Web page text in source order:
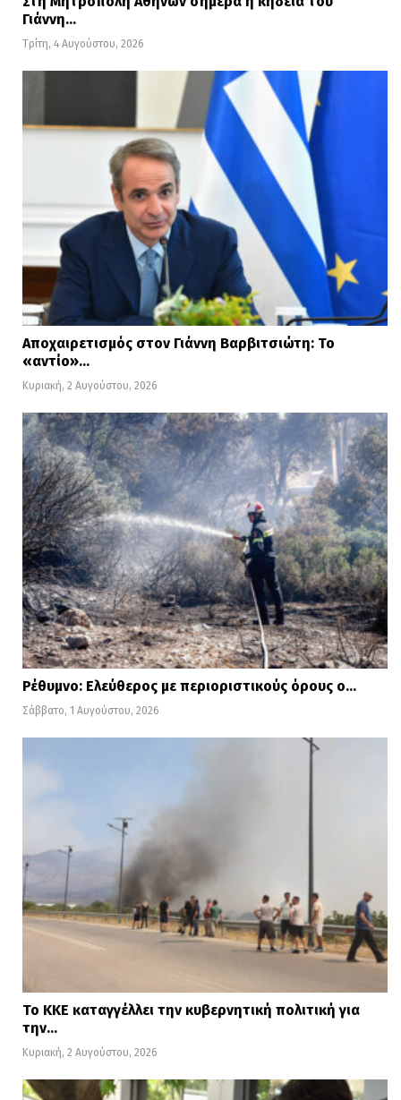
Γιάννη…
Τρίτη, 4 Αυγούστου, 2026
Αποχαιρετισμός στον Γιάννη Βαρβιτσιώτη: Το
«αντίο»…
Κυριακή, 2 Αυγούστου, 2026
Ρέθυμνο: Ελεύθερος με περιοριστικούς όρους ο…
Σάββατο, 1 Αυγούστου, 2026
Το ΚΚΕ καταγγέλλει την κυβερνητική πολιτική για
την…
Κυριακή, 2 Αυγούστου, 2026